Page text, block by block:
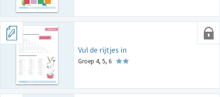
Vul de rijtjes in
Groep 4, 5, 6